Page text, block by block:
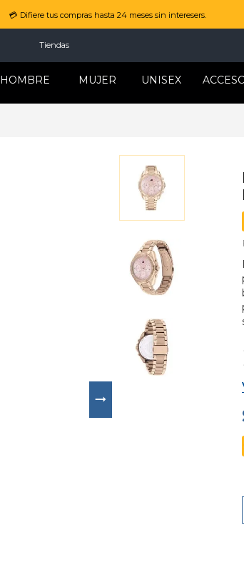
💳 Difiere tus compras hasta 24 meses sin interesers.
Tiendas
HOMBRE MUJER UNISEX